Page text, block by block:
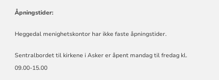
Åpningstider:
Heggedal menighetskontor har ikke faste åpningstider.
Sentralbordet til kirkene i Asker er åpent mandag til fredag kl.
09.00-15.00